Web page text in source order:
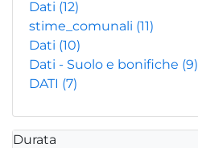
Dati (12)
stime_comunali (11)
Dati (10)
Dati - Suolo e bonifiche (9)
DATI (7)
Durata